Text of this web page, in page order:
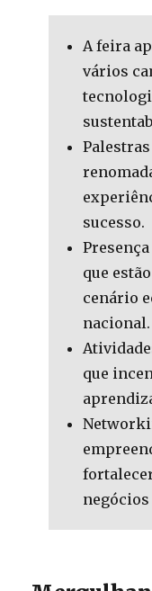
A feira
vários
sucesso.
que
cenário
nacional.
que